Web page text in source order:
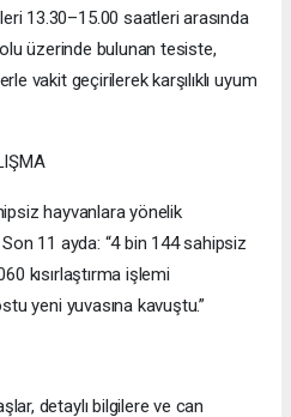
13.30–15.00 saatleri arasında
üzerinde bulunan tesiste,
vakit geçirilerek karşılıklı uyum
hayvanlara yönelik
11 ayda: “4 bin 144 sahipsiz
kısırlaştırma işlemi
yeni yuvasına kavuştu.”
detaylı bilgilere ve can